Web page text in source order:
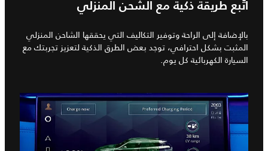
اتّبع طريقة ذكية مع الشحن المنزلي
بالإضافة إلى الراحة وتوفير التكاليف التي يحققها الشاحن المنزلي
المثبت بشكل احترافي، توجد بعض الطرق الذكية لتعزيز تجربتك مع
السيارة الكهربائية كل يوم.